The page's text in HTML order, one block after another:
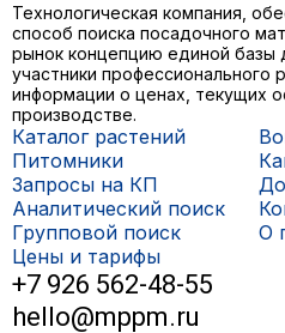
Технологическая компания,
способ поиска посадочного
рынок концепцию единой базы
участники профессионального
информации о ценах, текущих
производстве.
Каталог растений
Питомники
Запросы на КП
Аналитический поиск
Групповой поиск
Цены и тарифы
О
+7 926 562-48-55
hello@mppm.ru